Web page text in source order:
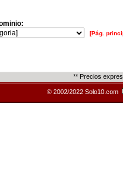
[Pág.
** Precios
© 2002/2022 Solo10.com